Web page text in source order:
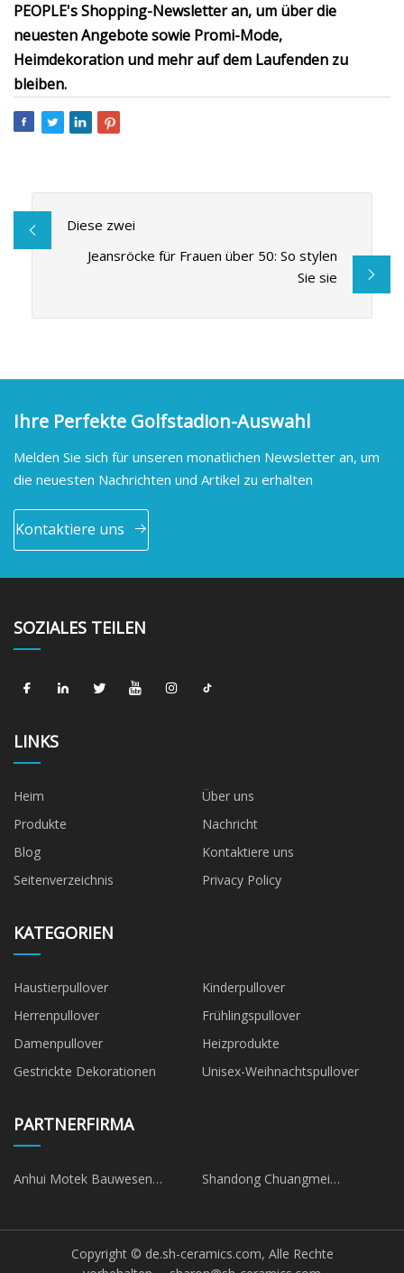
PEOPLE's Shopping-Newsletter an, um über die
neuesten Angebote sowie Promi-Mode,
Heimdekoration und mehr auf dem Laufenden zu
bleiben.
Diese zwei
Jeansröcke für Frauen über 50: So stylen
Sie sie
Ihre Perfekte Golfstadion-Auswahl
Melden Sie sich für unseren monatlichen Newsletter an, um
die neuesten Nachrichten und Artikel zu erhalten
Kontaktiere uns
SOZIALES TEILEN
LINKS
Heim
Über uns
Produkte
Nachricht
Blog
Kontaktiere uns
Seitenverzeichnis
Privacy Policy
KATEGORIEN
Haustierpullover
Kinderpullover
Herrenpullover
Frühlingspullover
Damenpullover
Heizprodukte
Gestrickte Dekorationen
Unisex-Weihnachtspullover
PARTNERFIRMA
Anhui Motek Bauwesen
Shandong Chuangmei
Copyright © de.sh-ceramics.com, Alle Rechte